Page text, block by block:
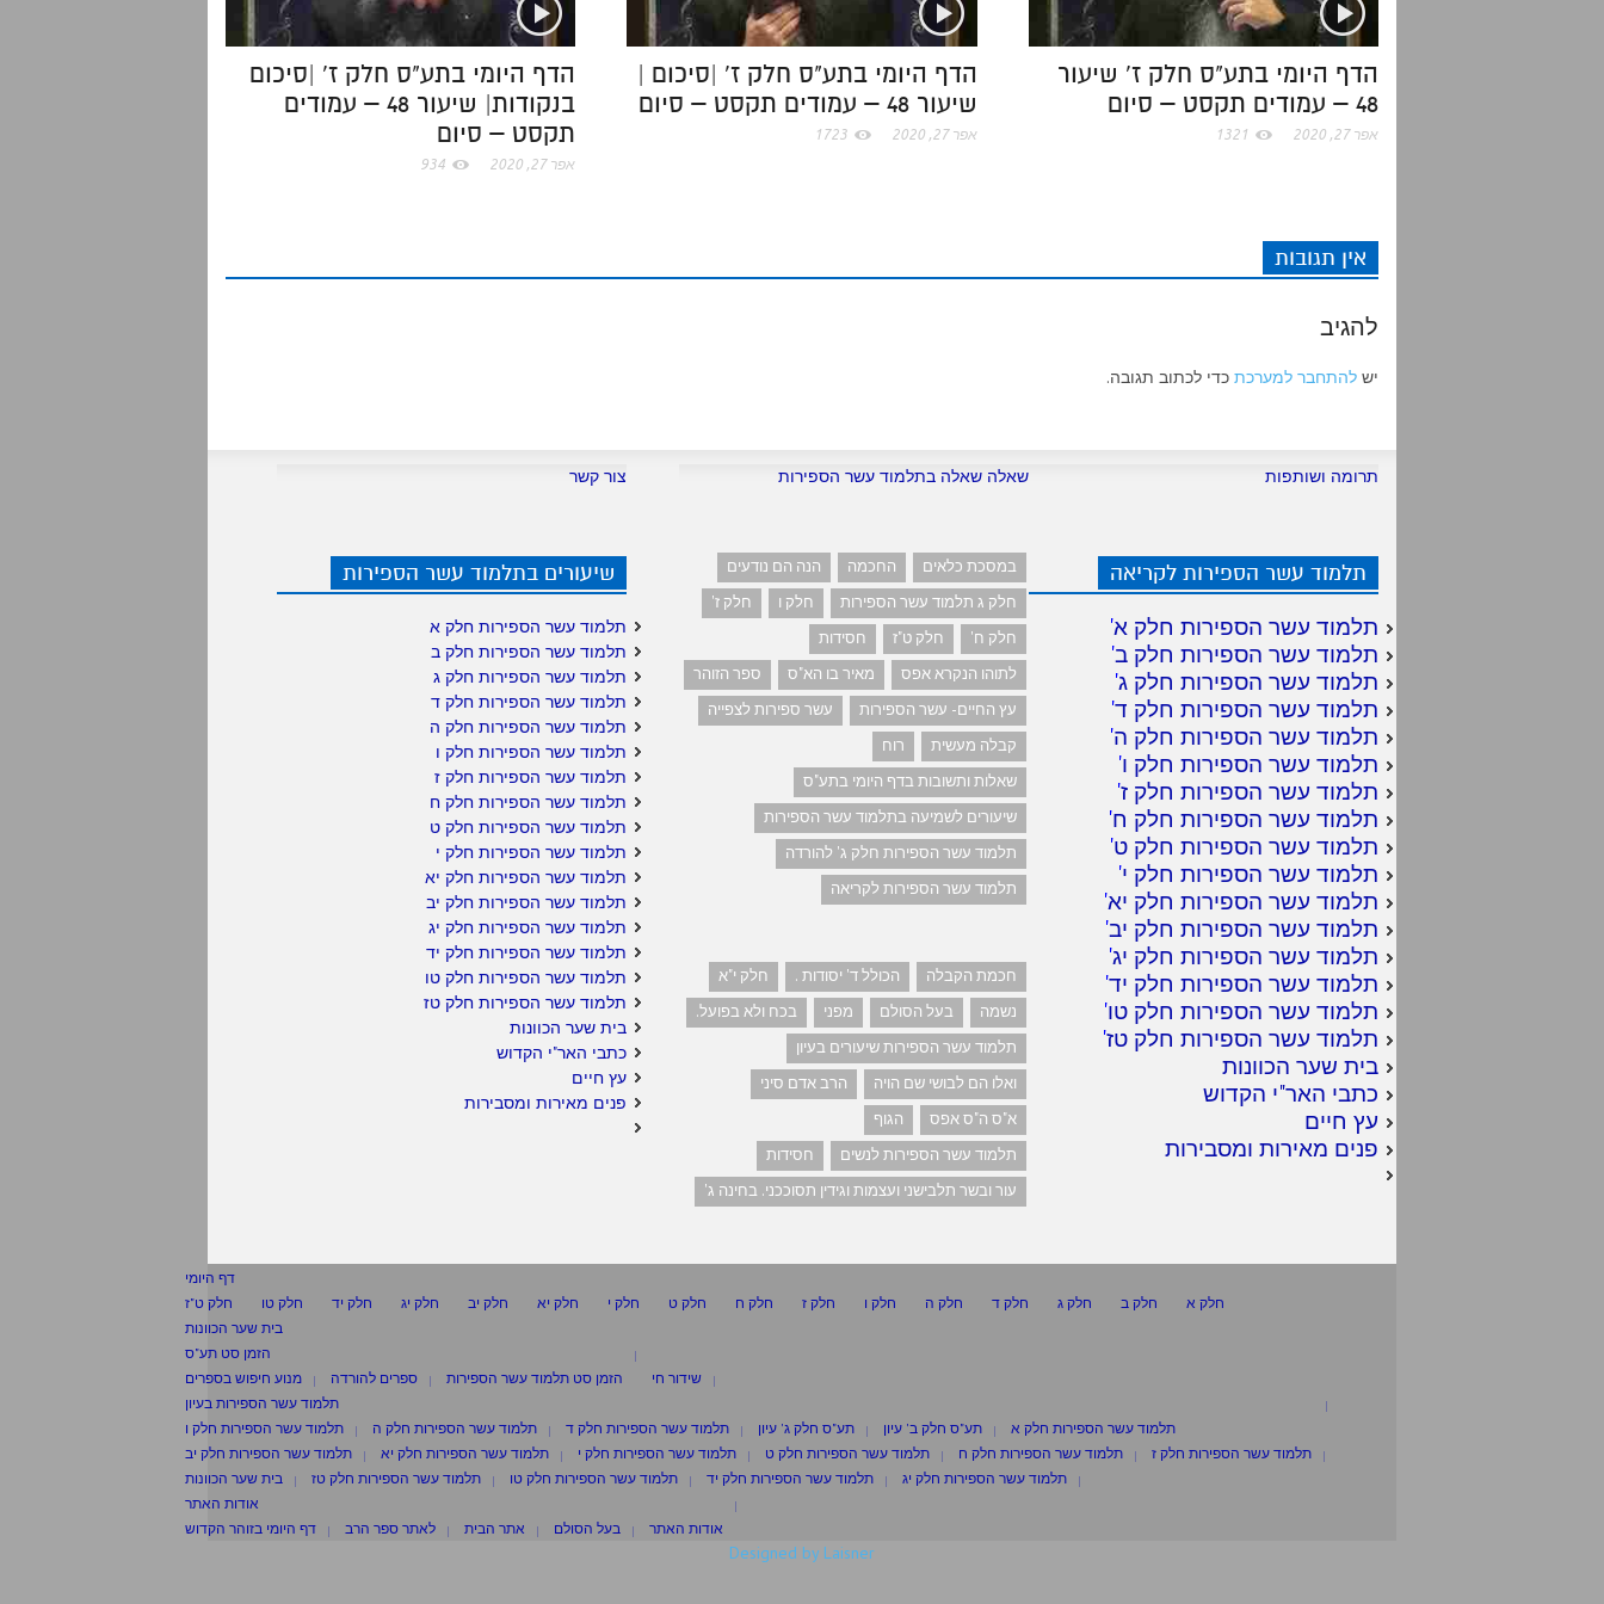
t
c
o
הדף היומי בתע"ס חלק ז' |סיכום
בנקודות| שיעור 48 – עמודים
תקסט – סיום
אפר 27, 2020 934
הדף היומי בתע"ס חלק ז' |סיכום |
שיעור 48 – עמודים תקסט – סיום
אפר 27, 2020 1723
הדף היומי בתע"ס חלק ז' שיעור
48 – עמודים תקסט – סיום
אפר 27, 2020 1321
אין תגובות
להגיב
יש להתחבר למערכת כדי לכתוב תגובה.
תרומה ושותפות
תלמוד עשר הספירות לקריאה
תלמוד עשר הספירות חלק א'
תלמוד עשר הספירות חלק ב'
תלמוד עשר הספירות חלק ג'
תלמוד עשר הספירות חלק ד'
תלמוד עשר הספירות חלק ה'
תלמוד עשר הספירות חלק ו'
תלמוד עשר הספירות חלק ז'
תלמוד עשר הספירות חלק ח'
תלמוד עשר הספירות חלק ט'
תלמוד עשר הספירות חלק י'
תלמוד עשר הספירות חלק יא'
תלמוד עשר הספירות חלק יב'
תלמוד עשר הספירות חלק יג'
תלמוד עשר הספירות חלק יד'
תלמוד עשר הספירות חלק טו'
תלמוד עשר הספירות חלק טז'
בית שער הכוונות
כתבי האר"י הקדוש
עץ חיים
פנים מאירות ומסבירות
שאלה שאלה בתלמוד עשר הספירות
במסכת כלאים החכמה
הנה הם נודעים
חלק ג תלמוד עשר הספירות
חלק ו
חלק ז'
חלק ח'
חלק ט"ז
חסידות
לתוהו הנקרא אפס
מאיר בו הא"ס
ספר הזוהר
עץ החיים- עשר הספירות
עשר ספירות לצפייה
קבלה מעשית
רוח
שאלות ותשובות בדף היומי בתע"ס
שיעורים לשמיעה בתלמוד עשר הספירות
תלמוד עשר הספירות חלק ג' להורדה
תלמוד עשר הספירות לקריאה
חכמת הקבלה הכולל ד' יסודות .
חלק י"א
נשמה
בעל הסולם מפני
בכח ולא בפועל.
תלמוד עשר הספירות שיעורים בעיון
ואלו הם לבושי שם הויה
הרב אדם סיני
א"ס ה"ס אפס
הגוף
תלמוד עשר הספירות לנשים
חסידות
עור ובשר תלבישני ועצמות וגידין תסוככני. בחינה ג'
צור קשר
שיעורים בתלמוד עשר הספירות
תלמוד עשר הספירות חלק א
תלמוד עשר הספירות חלק ב
תלמוד עשר הספירות חלק ג
תלמוד עשר הספירות חלק ד
תלמוד עשר הספירות חלק ה
תלמוד עשר הספירות חלק ו
תלמוד עשר הספירות חלק ז
תלמוד עשר הספירות חלק ח
תלמוד עשר הספירות חלק ט
תלמוד עשר הספירות חלק י
תלמוד עשר הספירות חלק יא
תלמוד עשר הספירות חלק יב
תלמוד עשר הספירות חלק יג
תלמוד עשר הספירות חלק יד
תלמוד עשר הספירות חלק טו
תלמוד עשר הספירות חלק טז
בית שער הכוונות
כתבי האר"י הקדוש
עץ חיים
פנים מאירות ומסבירות
דף היומי
חלק א
חלק ב חלק ג חלק ד חלק ה חלק ו חלק ז חלק ח חלק ט חלק י חלק יא חלק יב חלק יג חלק יד חלק טו
חלק ט"ז
בית שער הכוונות
שידור חי
הזמן סט תע"ס
הזמן סט תלמוד עשר הספירות
ספרים להורדה
מנוע חיפוש בספרים
תלמוד עשר הספירות בעיון
תלמוד עשר הספירות חלק א
תע"ס חלק ב' עיון תע"ס חלק ג' עיון תלמוד עשר הספירות חלק ד תלמוד עשר הספירות חלק ה
תלמוד עשר הספירות חלק ו
תלמוד עשר הספירות חלק ז
תלמוד עשר הספירות חלק ח תלמוד עשר הספירות חלק ט תלמוד עשר הספירות חלק י תלמוד עשר הספירות חלק יא
תלמוד עשר הספירות חלק יב
תלמוד עשר הספירות חלק יג
תלמוד עשר הספירות חלק יד תלמוד עשר הספירות חלק טו תלמוד עשר הספירות חלק טז
בית שער הכוונות
אודות האתר
אודות האתר
בעל הסולם אתר הבית לאתר ספר הרב דף היומי בזוהר הקדוש
Designed by Laisner